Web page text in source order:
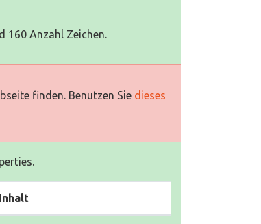
160 Anzahl Zeichen.
finden. Benutzen Sie dieses
Inhalt